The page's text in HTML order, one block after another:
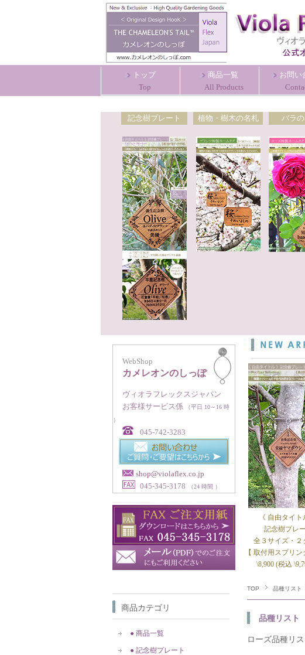
トップ
Top
商品一覧
All Products
お問い
記念樹プレート 植物・樹木の名札 バラ
《 自由タイト
記念樹プレ
全３サイズ・２
【 取付用スプリン
\8,900 (税込
TOP 品種リスト
品種リスト
ローズ品種リ
WebShop
カメレオンのしっぽ
ヴィオラフレックスジャパン
お客様サービス係 （平日 10～16 時
）
045-742-3283
shop@violaflex.co.jp
045-345-3178
（24 時間 ）
商品カテゴリ
● 商品一覧
● 記念樹プレート